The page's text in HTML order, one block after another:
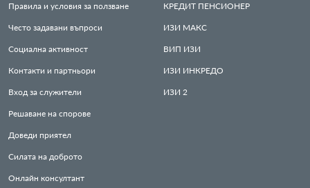
Правила и условия за ползване
Често задавани въпроси
Социална активност
Контакти и партньори
Вход за служители
Решаване на спорове
Доведи приятел
Силата на доброто
Онлайн консултант
КРЕДИТ ПЕНСИОНЕР
ИЗИ МАКС
ВИП ИЗИ
ИЗИ ИНКРЕДО
ИЗИ 2